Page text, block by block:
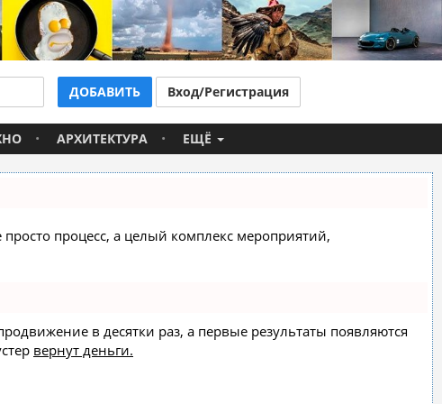
ДОБАВИТЬ Вход/Регистрация
АРХИТЕКТУРА ЕЩЁ
процесс, а целый комплекс мероприятий,
в десятки раз, а первые результаты появляются
вернут деньги.